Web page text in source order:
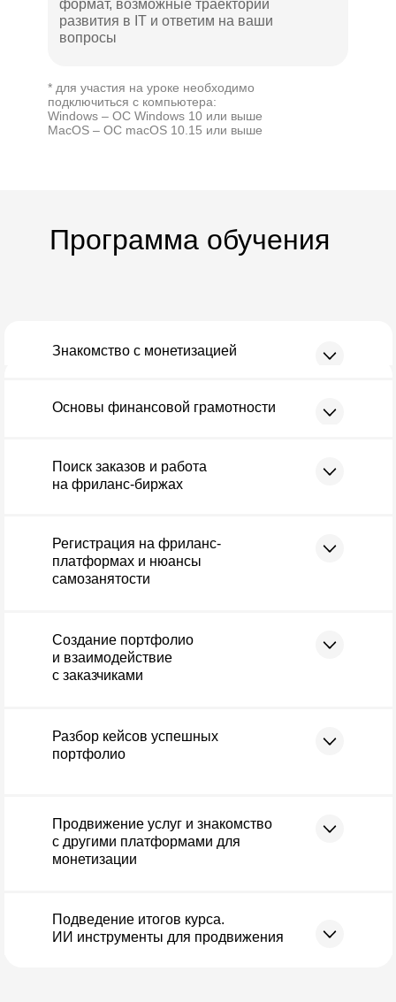
* для участия на уроке необходимо
подключиться с компьютера:
Windows – ОС Windows 10 или выше
MacOS – ОС macOS 10.15 или выше
формат, возможные траектории
развития в IT и ответим на ваши
вопросы
Программа обучения
Знакомство с монетизацией
Основы финансовой грамотности
Поиск заказов и работа
на фриланс-биржах
Регистрация на фриланс-
платформах и нюансы
самозанятости
Создание портфолио
и взаимодействие
с заказчиками
Разбор кейсов успешных
портфолио
Продвижение услуг и знакомство
с другими платформами для
монетизации
Подведение итогов курса.
ИИ инструменты для продвижения